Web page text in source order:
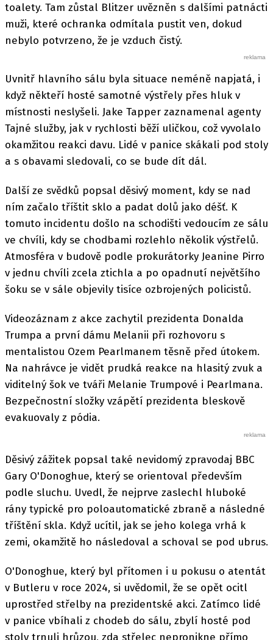
toalety. Tam zůstal Blitzer uvězněn s dalšími patnácti
muži, které ochranka odmítala pustit ven, dokud
nebylo potvrzeno, že je vzduch čistý.
Uvnitř hlavního sálu byla situace neméně napjatá, i
když někteří hosté samotné výstřely přes hluk v
místnosti neslyšeli. Jake Tapper zaznamenal agenty
Tajné služby, jak v rychlosti běží uličkou, což vyvolalo
okamžitou reakci davu. Lidé v panice skákali pod stoly
a s obavami sledovali, co se bude dít dál.
Další ze svědků popsal děsivý moment, kdy se nad
ním začalo tříštit sklo a padat dolů jako déšť. K
tomuto incidentu došlo na schodišti vedoucím ze sálu
ve chvíli, kdy se chodbami rozlehlo několik výstřelů.
Atmosféra v budově podle prokurátorky Jeanine Pirro
v jednu chvíli zcela ztichla a po opadnutí největšího
šoku se v sále objevily tisíce ozbrojených policistů.
Videozáznam z akce zachytil prezidenta Donalda
Trumpa a první dámu Melanii při rozhovoru s
mentalistou Ozem Pearlmanem těsně před útokem.
Na nahrávce je vidět prudká reakce na hlasitý zvuk a
viditelný šok ve tváři Melanie Trumpové i Pearlmana.
Bezpečnostní složky vzápětí prezidenta bleskově
evakuovaly z pódia.
Děsivý zážitek popsal také nevidomý zpravodaj BBC
Gary O'Donoghue, který se orientoval především
podle sluchu. Uvedl, že nejprve zaslechl hluboké
rány typické pro poloautomatické zbraně a následné
tříštění skla. Když ucítil, jak se jeho kolega vrhá k
zemi, okamžitě ho následoval a schoval se pod ubrus.
O'Donoghue, který byl přítomen i u pokusu o atentát
v Butleru v roce 2024, si uvědomil, že se opět ocitl
uprostřed střelby na prezidentské akci. Zatímco lidé
v panice vbíhali z chodeb do sálu, zbylí hosté pod
stoly trnuli hrůzou, zda střelec nepronikne přímo